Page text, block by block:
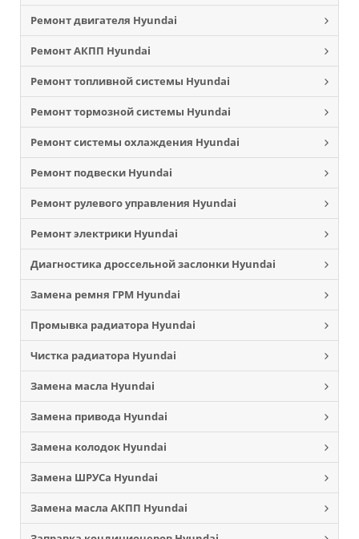
Ремонт двигателя Hyundai
Ремонт АКПП Hyundai
Ремонт топливной системы Hyundai
Ремонт тормозной системы Hyundai
Ремонт системы охлаждения Hyundai
Ремонт подвески Hyundai
Ремонт рулевого управления Hyundai
Ремонт электрики Hyundai
Диагностика дроссельной заслонки Hyundai
Замена ремня ГРМ Hyundai
Промывка радиатора Hyundai
Чистка радиатора Hyundai
Замена масла Hyundai
Замена привода Hyundai
Замена колодок Hyundai
Замена ШРУСа Hyundai
Замена масла АКПП Hyundai